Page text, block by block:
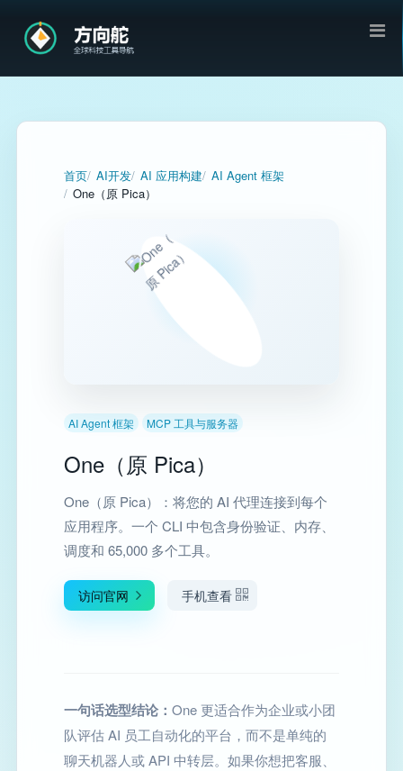
首页 AI开发 AI 应用构建 AI Agent 框架
One（原 Pica）
AI Agent 框架 MCP 工具与服务器
One（原 Pica）
One（原 Pica）：将您的 AI 代理连接到每个
应用程序。一个 CLI 中包含身份验证、内存、
调度和 65,000 多个工具。
访问官网 手机查看
一句话选型结论： One 更适合作为企业或小团
队评估 AI 员工自动化的平台，而不是单纯的
聊天机器人或 API 中转层。如果你想把客服、